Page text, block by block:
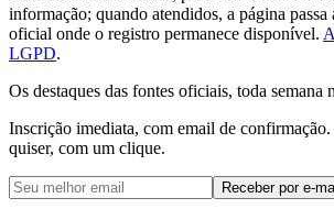
informação; quando atendidos, a página
oficial onde o registro permanece disponível.
LGPD.
Os destaques das fontes oficiais, toda semana
Inscrição imediata, com email de
quiser, com um clique.
Receber por e-